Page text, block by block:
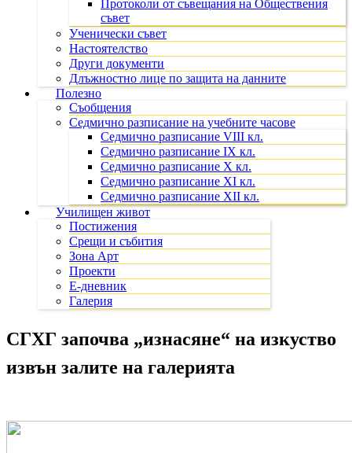
Протоколи от съвещания на Обществения
съвет
Ученически съвет
Настоятелство
Други документи
Длъжностно лице по защита на данните
Полезно
Съобщения
Седмично разписание на учебните часове
Седмично разписание VIII кл.
Седмично разписание IX кл.
Седмично разписание X кл.
Седмично разписание XI кл.
Седмично разписание XII кл.
Училищен живот
Постижения
Срещи и събития
Зона Арт
Проекти
Е-дневник
Галерия
СГХГ започва „изнасяне“ на изкуство
извън залите на галерията